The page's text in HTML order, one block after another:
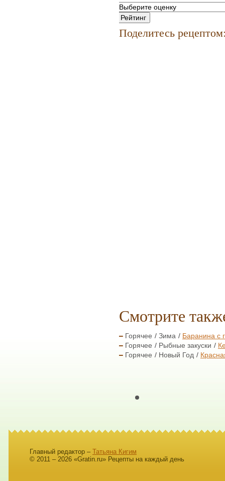
Поделитесь
Смотрите
Горячее Зима
Баранина с
Горячее
Рыбные закуски
Горячее
Новый Год
Главный редактор – Татьяна Кигим
© 2011 – 2026 «Gratin.ru» Рецепты на каждый день